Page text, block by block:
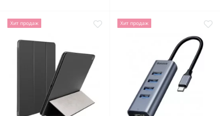
Хит продаж Хит продаж